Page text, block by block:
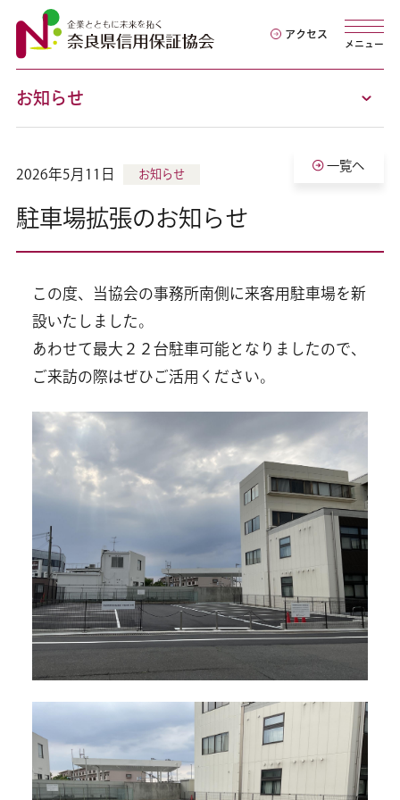
アクセス
メニュー
お知らせ
一覧へ
2026年5月11日 お知らせ
駐車場拡張のお知らせ
この度、当協会の事務所南側に来客用駐車場を新
設いたしました。
あわせて最大２２台駐車可能となりましたので、
ご来訪の際はぜひご活用ください。